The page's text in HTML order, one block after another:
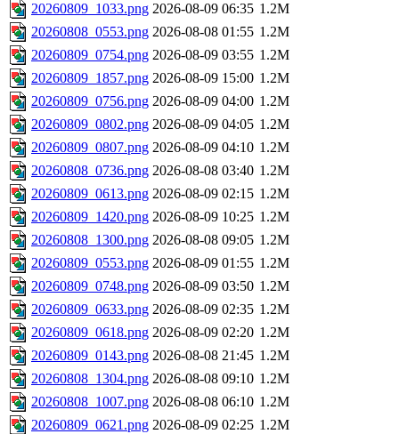
20260809_1033.png 2026-08-09 06:35 1.2M
20260808_0553.png 2026-08-08 01:55 1.2M
20260809_0754.png 2026-08-09 03:55 1.2M
20260809_1857.png 2026-08-09 15:00 1.2M
20260809_0756.png 2026-08-09 04:00 1.2M
20260809_0802.png 2026-08-09 04:05 1.2M
20260809_0807.png 2026-08-09 04:10 1.2M
20260808_0736.png 2026-08-08 03:40 1.2M
20260809_0613.png 2026-08-09 02:15 1.2M
20260809_1420.png 2026-08-09 10:25 1.2M
20260808_1300.png 2026-08-08 09:05 1.2M
20260809_0553.png 2026-08-09 01:55 1.2M
20260809_0748.png 2026-08-09 03:50 1.2M
20260809_0633.png 2026-08-09 02:35 1.2M
20260809_0618.png 2026-08-09 02:20 1.2M
20260809_0143.png 2026-08-08 21:45 1.2M
20260808_1304.png 2026-08-08 09:10 1.2M
20260808_1007.png 2026-08-08 06:10 1.2M
20260809_0621.png 2026-08-09 02:25 1.2M